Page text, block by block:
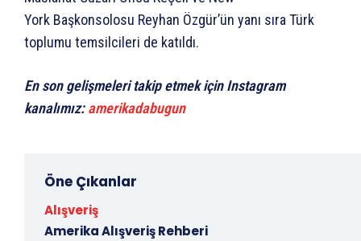
York Başkonsolosu Reyhan Özgür’ün yanı sıra Türk
toplumu temsilcileri de katıldı.
En son gelişmeleri takip etmek için Instagram
kanalımız:amerikadabugun
Öne Çıkanlar
Alışveriş
Amerika Alışveriş Rehberi